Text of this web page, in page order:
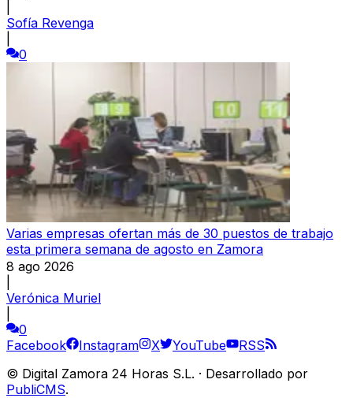
Sofía Revenga
0
Varias empresas ofertan más de 30 puestos de trabajo
esta primera semana de agosto en Zamora
8 ago 2026
Verónica Muriel
0
Facebook
Instagram X YouTube
RSS
© Digital Zamora 24 Horas S.L. · Desarrollado por
PubliCMS.